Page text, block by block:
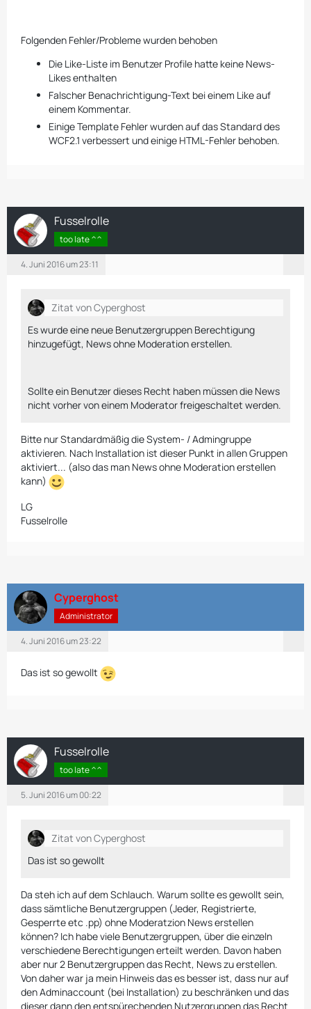
Folgenden Fehler/Probleme wurden behoben
Die Like-Liste im Benutzer Profile hatte keine News-
Likes enthalten
Falscher Benachrichtigung-Text bei einem Like auf
einem Kommentar.
Einige Template Fehler wurden auf das Standard des
WCF2.1 verbessert und einige HTML-Fehler behoben.
Fusselrolle
too late ^^
4. Juni 2016 um 23:11
Zitat von Cyperghost
Es wurde eine neue Benutzergruppen Berechtigung
hinzugefügt, News ohne Moderation erstellen.
Sollte ein Benutzer dieses Recht haben müssen die News
nicht vorher von einem Moderator freigeschaltet werden.
Bitte nur Standardmäßig die System- / Admingruppe
aktivieren. Nach Installation ist dieser Punkt in allen Gruppen
aktiviert... (also das man News ohne Moderation erstellen
kann)
LG
Fusselrolle
Cyperghost
Administrator
4. Juni 2016 um 23:22
Das ist so gewollt
Fusselrolle
too late ^^
5. Juni 2016 um 00:22
Zitat von Cyperghost
Das ist so gewollt
Da steh ich auf dem Schlauch. Warum sollte es gewollt sein,
dass sämtliche Benutzergruppen (Jeder, Registrierte,
Gesperrte etc .pp) ohne Moderatzion News erstellen
können? Ich habe viele Benutzergruppen, über die einzeln
verschiedene Berechtigungen erteilt werden. Davon haben
aber nur 2 Benutzergruppen das Recht, News zu erstellen.
Von daher war ja mein Hinweis das es besser ist, dass nur auf
den Adminaccount (bei Installation) zu beschränken und das
dieser dann den entspürechenden Nutzergruppen das Recht